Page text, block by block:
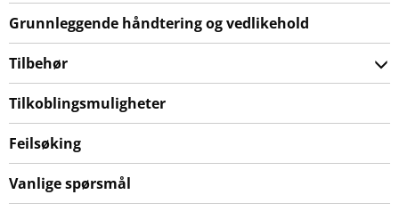
Grunnleggende håndtering og vedlikehold
Tilbehør
Tilkoblingsmuligheter
Feilsøking
Vanlige spørsmål